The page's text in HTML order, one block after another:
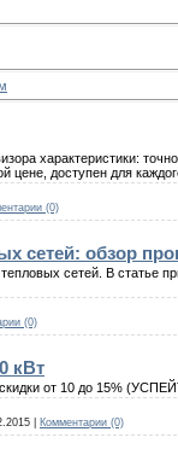
характеристики:
цене, доступен для
(0)
сетей: обзор
сетей. В статье
(0)
кВт
от 10 до 15%
Комментарии (0)